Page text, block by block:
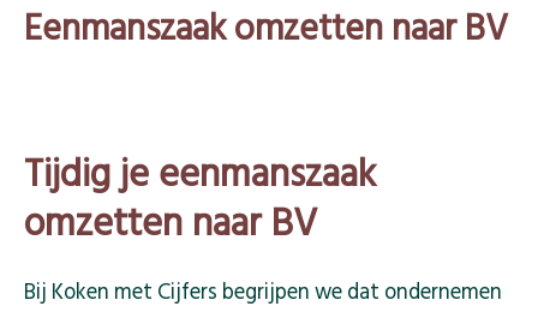
Eenmanszaak omzetten naar BV
Tijdig je eenmanszaak
omzetten naar BV
Bij Koken met Cijfers begrijpen we dat ondernemen